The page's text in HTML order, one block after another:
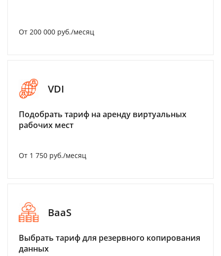
От 200 000 руб./месяц
VDI
Подобрать тариф на аренду виртуальных
рабочих мест
От 1 750 руб./месяц
BaaS
Выбрать тариф для резервного копирования
данных